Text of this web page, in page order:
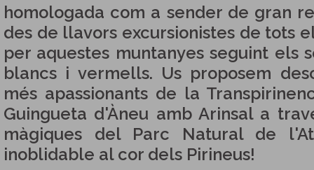
homologada com a sender de gran
des de llavors excursionistes de tots
per aquestes muntanyes seguint els
blancs i vermells. Us proposem
més apassionants de la
Guingueta d'Àneu amb Arinsal a
màgiques del Parc Natural de
inoblidable al cor dels Pirineus!